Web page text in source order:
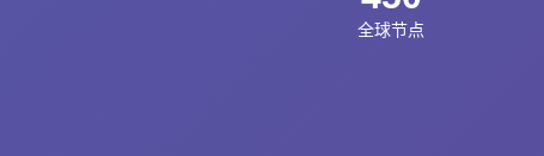
全球节点